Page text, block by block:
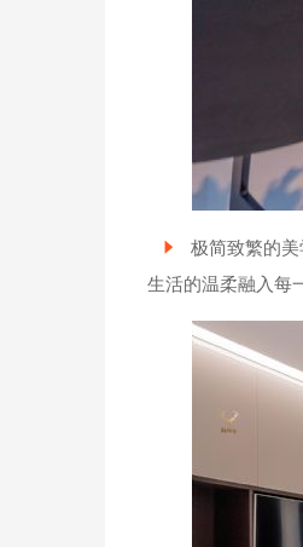
极简致繁的美
生活的温柔融入每